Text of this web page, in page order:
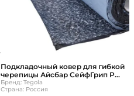
Подкладочный ковер для гибкой
черепицы Айсбар СейфГрип Р
(SafeGrip R) самоклеящийся 18
кв.м./рул Tegola
Бренд: Tegola
Страна: Россия